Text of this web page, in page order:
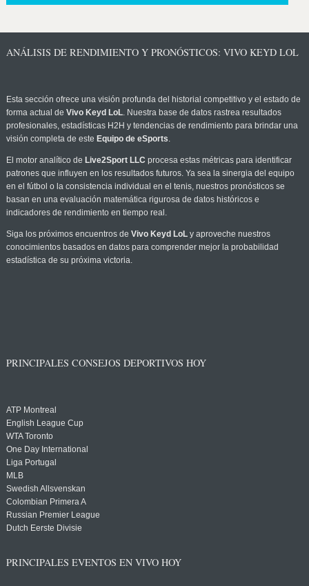
ANÁLISIS DE RENDIMIENTO Y PRONÓSTICOS: VIVO KEYD LOL
Esta sección ofrece una visión profunda del historial competitivo y el estado de
forma actual de Vivo Keyd LoL. Nuestra base de datos rastrea resultados
profesionales, estadísticas H2H y tendencias de rendimiento para brindar una
visión completa de este Equipo de eSports.
El motor analítico de Live2Sport LLC procesa estas métricas para identificar
patrones que influyen en los resultados futuros. Ya sea la sinergia del equipo
en el fútbol o la consistencia individual en el tenis, nuestros pronósticos se
basan en una evaluación matemática rigurosa de datos históricos e
indicadores de rendimiento en tiempo real.
Siga los próximos encuentros de Vivo Keyd LoLy aproveche nuestros
conocimientos basados en datos para comprender mejor la probabilidad
estadística de su próxima victoria.
PRINCIPALES CONSEJOS DEPORTIVOS HOY
ATP Montreal
English League Cup
WTA Toronto
One Day International
Liga Portugal
MLB
Swedish Allsvenskan
Colombian Primera A
Russian Premier League
Dutch Eerste Divisie
PRINCIPALES EVENTOS EN VIVO HOY